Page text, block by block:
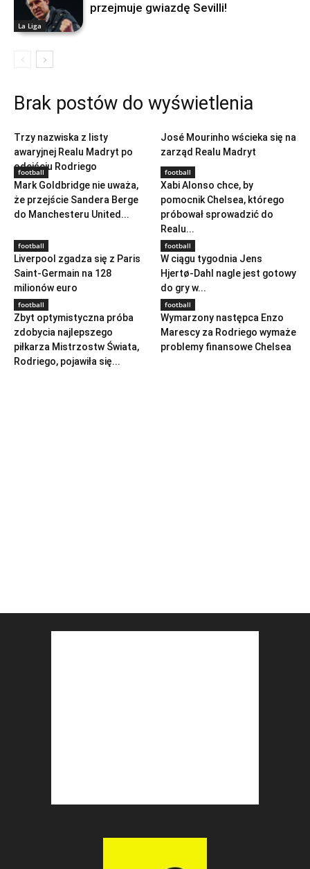
La Liga
przejmuje gwiazdę Sevilli!
Brak postów do wyświetlenia
Trzy nazwiska z listy
awaryjnej Realu Madryt po
odejściu Rodriego
José Mourinho wścieka się na
zarząd Realu Madryt
football
Mark Goldbridge nie uważa,
że przejście Sandera Berge
do Manchesteru United...
football
Xabi Alonso chce, by
pomocnik Chelsea, którego
próbował sprowadzić do
Realu...
football
Liverpool zgadza się z Paris
Saint-Germain na 128
milionów euro
football
W ciągu tygodnia Jens
Hjertø-Dahl nagle jest gotowy
do gry w...
football
Zbyt optymistyczna próba
zdobycia najlepszego
piłkarza Mistrzostw Świata,
Rodriego, pojawiła się...
football
Wymarzony następca Enzo
Marescy za Rodriego wymaże
problemy finansowe Chelsea